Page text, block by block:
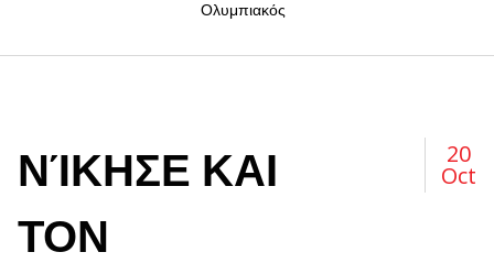
Ολυμπιακός
20
Oct
ΝΊΚΗΣΕ ΚΑΙ
ΤΟΝ